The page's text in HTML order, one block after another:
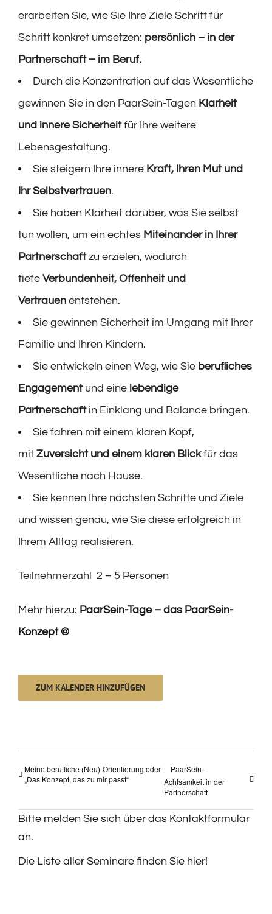
erarbeiten Sie, wie Sie Ihre Ziele Schritt für
Schritt konkret umsetzen: persönlich – in der
Partnerschaft – im Beruf.
Durch die Konzentration auf das Wesentliche
gewinnen Sie in den PaarSein-Tagen Klarheit
und innere Sicherheitfür Ihre weitere
Lebensgestaltung.
Sie steigern Ihre innere Kraft, Ihren Mut und
Ihr Selbstvertrauen.
Sie haben Klarheit darüber, was Sie selbst
tun wollen, um ein echtes Miteinander in Ihrer
Partnerschaftzu erzielen, wodurch
tiefe Verbundenheit, Offenheit und
Vertrauen entstehen.
Sie gewinnen Sicherheit im Umgang mit Ihrer
Familie und Ihren Kindern.
Sie entwickeln einen Weg, wie Sie berufliches
Engagementund eine lebendige
Partnerschaftin Einklang und Balance bringen.
Sie fahren mit einem klaren Kopf,
mit Zuversicht und einem klaren Blickfür das
Wesentliche nach Hause.
Sie kennen Ihre nächsten Schritte und Ziele
und wissen genau, wie Sie diese erfolgreich in
Ihrem Alltag realisieren.
Teilnehmerzahl 2 – 5 Personen
Mehr hierzu: PaarSein-Tage – das PaarSein-
Konzept ©
ZUM KALENDER HINZUFÜGEN
Meine berufliche (Neu)-Orientierung oder
„Das Konzept, das zu mir passt“
PaarSein –
Achtsamkeit in der
Partnerschaft
Bitte melden Sie sich über das Kontaktformular
an.
Die Liste aller Seminare finden Sie hier!